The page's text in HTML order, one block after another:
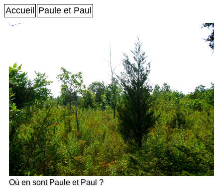
Accueil Paule et Paul
Où en sont Paule et Paul ?